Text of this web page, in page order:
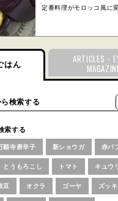
定番料理がモロッコ風に
はん
ARTICLES・
索する
願寺唐辛子 新ショウガ 赤パ
とうもろこし トマト キュウ
豆 オクラ ゴーヤ ズッ